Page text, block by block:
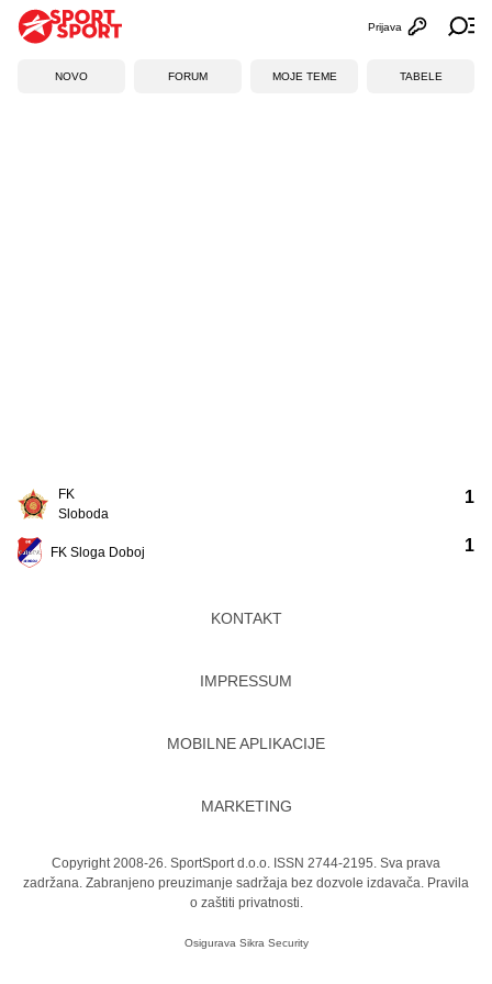
Otvori
Prijava
NOVO FORUM MOJE TEME TABELE
FK
Sloboda
FK Sloga Doboj
1
1
KONTAKT
IMPRESSUM
MOBILNE APLIKACIJE
MARKETING
Copyright 2008-26. SportSport d.o.o. ISSN 2744-2195. Sva prava
zadržana. Zabranjeno preuzimanje sadržaja bez dozvole izdavača. Pravila
o zaštiti privatnosti.
Osigurava Sikra Security